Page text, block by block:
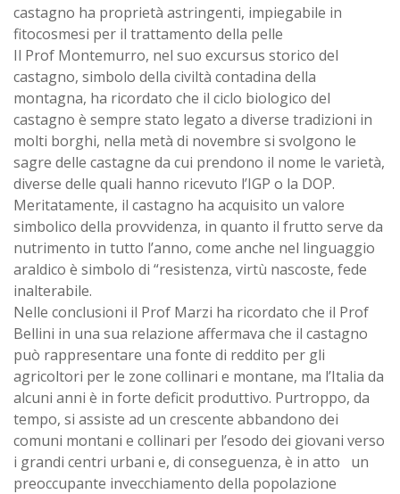
castagno ha proprietà astringenti, impiegabile in
fitocosmesi per il trattamento della pelle
Il Prof Montemurro, nel suo excursus storico del
castagno, simbolo della civiltà contadina della
montagna, ha ricordato che il ciclo biologico del
castagno è sempre stato legato a diverse tradizioni in
molti borghi, nella metà di novembre si svolgono le
sagre delle castagne da cui prendono il nome le varietà,
diverse delle quali hanno ricevuto l’IGP o la DOP.
Meritatamente, il castagno ha acquisito un valore
simbolico della provvidenza, in quanto il frutto serve da
nutrimento in tutto l’anno, come anche nel linguaggio
araldico è simbolo di “resistenza, virtù nascoste, fede
inalterabile.
Nelle conclusioni il Prof Marzi ha ricordato che il Prof
Bellini in una sua relazione affermava che il castagno
può rappresentare una fonte di reddito per gli
agricoltori per le zone collinari e montane, ma l’Italia da
alcuni anni è in forte deficit produttivo. Purtroppo, da
tempo, si assiste ad un crescente abbandono dei
comuni montani e collinari per l’esodo dei giovani verso
i grandi centri urbani e, di conseguenza, è in atto un
preoccupante invecchiamento della popolazione